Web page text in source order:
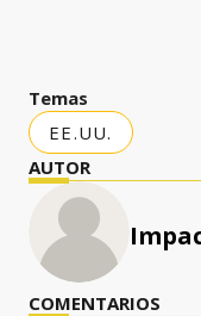
Temas
EE.UU.
AUTOR
COMENTARIOS